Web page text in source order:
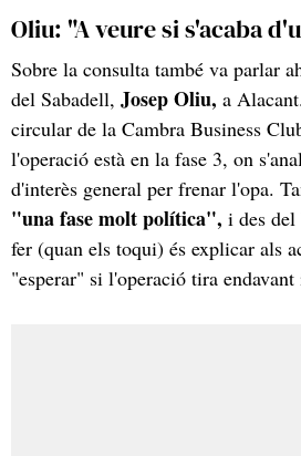
Oliu: "A veure si s'acaba
Sobre la consulta també va parlar
del Sabadell, Josep Oliu, a
circular de la Cambra Business
l'operació està en la fase 3, on
d'interès general per frenar l'opa.
"una fase molt política", i des del
fer (quan els toqui) és explicar als
"esperar" si l'operació tira